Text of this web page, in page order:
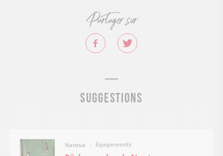
Partager sur
Suggestions
Nantua Équipements